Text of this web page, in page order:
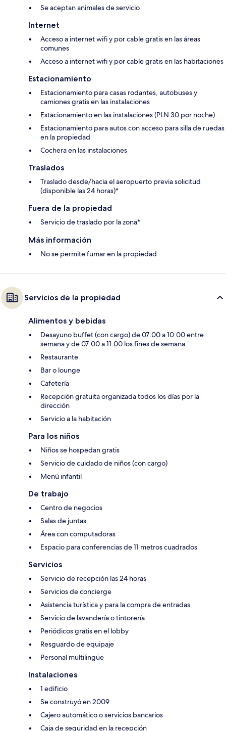
Se aceptan animales de servicio
Internet
Acceso a internet wifi y por cable gratis en las áreas
comunes
Acceso a internet wifi y por cable gratis en las habitaciones
Estacionamiento
Estacionamiento para casas rodantes, autobuses y
camiones gratis en las instalaciones
Estacionamiento en las instalaciones (PLN 30 por noche)
Estacionamiento para autos con acceso para silla de ruedas
en la propiedad
Cochera en las instalaciones
Traslados
Traslado desde/hacia el aeropuerto previa solicitud
(disponible las 24 horas)*
Fuera de la propiedad
Servicio de traslado por la zona*
Más información
No se permite fumar en la propiedad
Servicios de la propiedad
Alimentos y bebidas
Desayuno buffet (con cargo) de 07:00 a 10:00 entre
semana y de 07:00 a 11:00 los fines de semana
Restaurante
Bar o lounge
Cafetería
Recepción gratuita organizada todos los días por la
dirección
Servicio a la habitación
Para los niños
Niños se hospedan gratis
Servicio de cuidado de niños (con cargo)
Menú infantil
De trabajo
Centro de negocios
Salas de juntas
Área con computadoras
Espacio para conferencias de 11 metros cuadrados
Servicios
Servicio de recepción las 24 horas
Servicios de concierge
Asistencia turística y para la compra de entradas
Servicio de lavandería o tintorería
Periódicos gratis en el lobby
Resguardo de equipaje
Personal multilingüe
Instalaciones
1 edificio
Se construyó en 2009
Cajero automático o servicios bancarios
Caja de seguridad en la recepción